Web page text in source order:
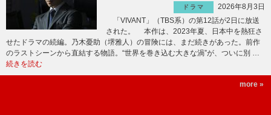
ドラマ
2026年8月3日
「VIVANT」（TBS系）の第12話が2日に放送
された。 本作は、2023年夏、日本中を熱狂さ
せたドラマの続編。乃木憂助（堺雅人）の冒険には、まだ続きがあった。前作
のラストシーンから直結する物語。“世界を巻き込む大きな渦”が、ついに別 …
続きを読む
more »